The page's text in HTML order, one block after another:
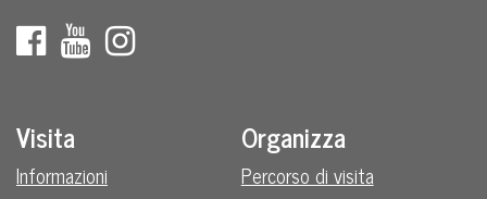
Visita
Informazioni
Organizza
Percorso di visita